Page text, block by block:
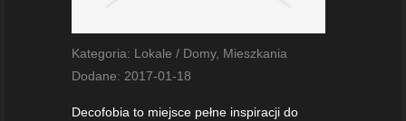
Kategoria: Lokale / Domy, Mieszkania
Dodane: 2017-01-18
Decofobia to miejsce pełne inspiracji do